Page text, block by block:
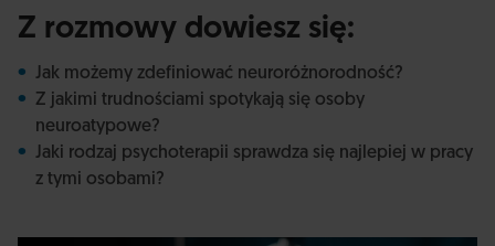
Z rozmowy dowiesz się:
Jak możemy zdefiniować neuroróżnorodność?
Z jakimi trudnościami spotykają się osoby
neuroatypowe?
Jaki rodzaj psychoterapii sprawdza się najlepiej w pracy
z tymi osobami?